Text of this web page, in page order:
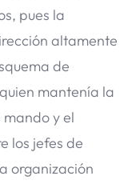
pues la
altamente
de
mantenía la
y el
los jefes de
organización